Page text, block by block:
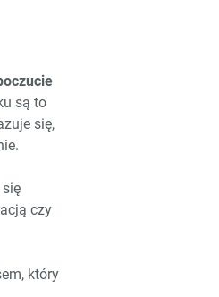
są to
się,
czy
który